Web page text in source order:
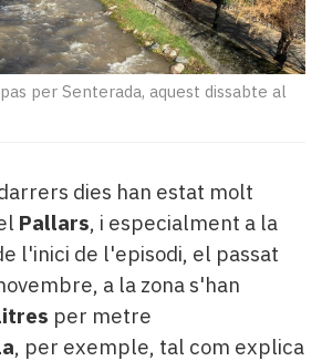
per Senterada, aquest dissabte al
dies han estat molt
Pallars, i especialment a la
l'inici de l'episodi, el passat
a la zona s'han
per metre
, per exemple, tal com explica